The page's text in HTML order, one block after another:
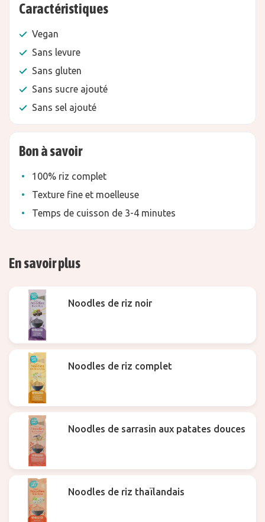
Caractéristiques
Vegan
Sans levure
Sans gluten
Sans sucre ajouté
Sans sel ajouté
Bon à savoir
100% riz complet
Texture fine et moelleuse
Temps de cuisson de 3-4 minutes
En savoir plus
Noodles de riz noir
Noodles de riz complet
Noodles de sarrasin aux patates douces
Noodles de riz thaïlandais